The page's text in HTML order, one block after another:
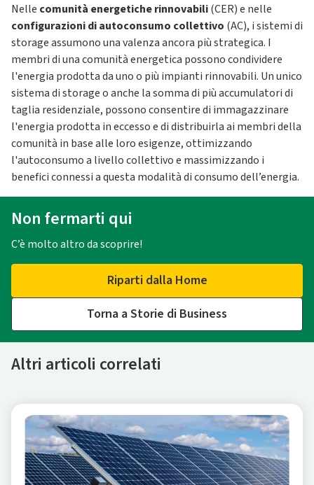
Nelle comunità energetiche rinnovabili(CER) e nelle
configurazioni di autoconsumo collettivo (AC), i sistemi di
storage assumono una valenza ancora più strategica. I
membri di una comunità energetica possono condividere
l'energia prodotta da uno o più impianti rinnovabili. Un unico
sistema di storage o anche la somma di più accumulatori di
taglia residenziale, possono consentire di immagazzinare
l'energia prodotta in eccesso e di distribuirla ai membri della
comunità in base alle loro esigenze, ottimizzando
l'autoconsumo a livello collettivo e massimizzando i
benefici connessi a questa modalità di consumo dell’energia.
Non fermarti qui
C’è molto altro da scoprire!
Riparti dalla Home
Torna a Storie di Business
Altri articoli correlati